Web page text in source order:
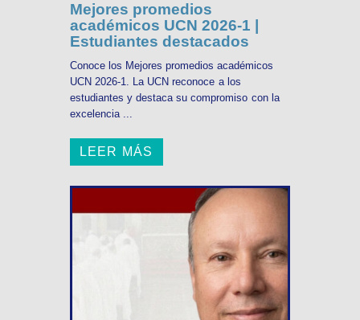
Mejores promedios
académicos UCN 2026-1 |
Estudiantes destacados
Conoce los Mejores promedios académicos
UCN 2026-1. La UCN reconoce a los
estudiantes y destaca su compromiso con la
excelencia ...
LEER MÁS